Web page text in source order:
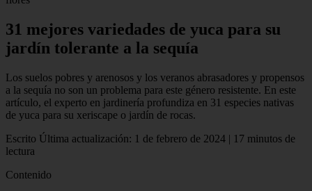
31 mejores variedades de yuca para su
jardín tolerante a la sequía
Los suelos pobres y arenosos y los veranos abrasadores y propensos
a la sequía no son un problema para este género resistente. En este
artículo, el experto en jardinería profundiza en 31 especies nativas
de yuca para su xeriscape o jardín de rocas.
Escrito Última actualización: 1 de febrero de 2024 | 17 minutos de
lectura
Contenido